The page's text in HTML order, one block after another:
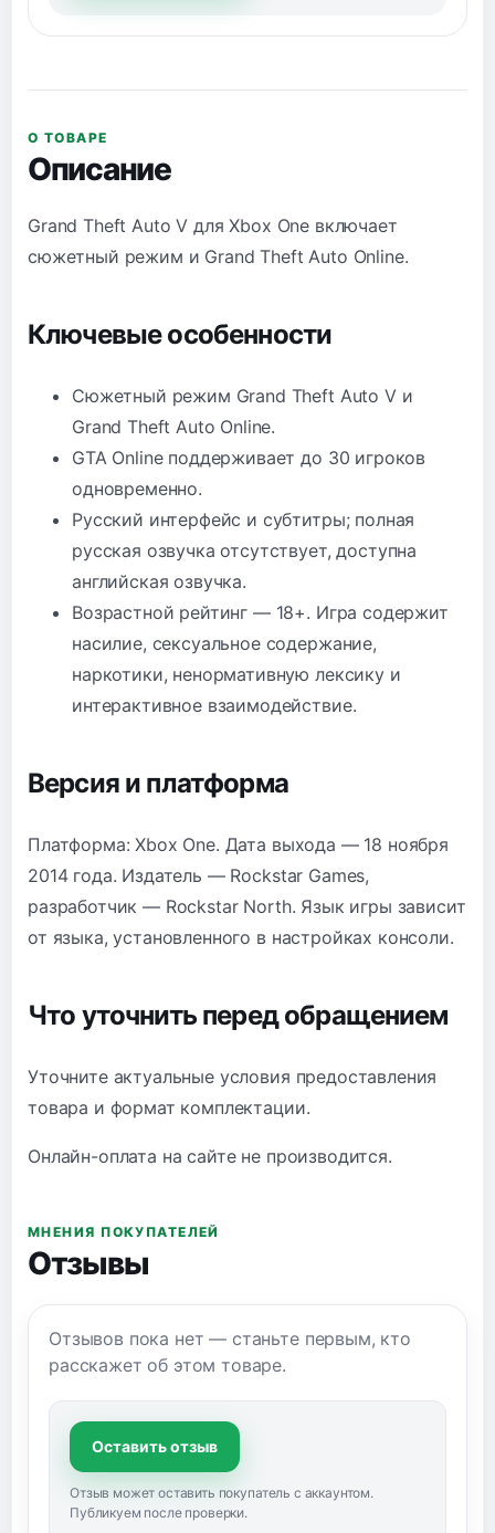
О ТОВАРЕ
Описание
Grand Theft Auto V для Xbox One включает
сюжетный режим и Grand Theft Auto Online.
Ключевые особенности
Сюжетный режим Grand Theft Auto V и
Grand Theft Auto Online.
GTA Online поддерживает до 30 игроков
одновременно.
Русский интерфейс и субтитры; полная
русская озвучка отсутствует, доступна
английская озвучка.
Возрастной рейтинг — 18+. Игра содержит
насилие, сексуальное содержание,
наркотики, ненормативную лексику и
интерактивное взаимодействие.
Версия и платформа
Платформа: Xbox One. Дата выхода — 18 ноября
2014 года. Издатель — Rockstar Games,
разработчик — Rockstar North. Язык игры зависит
от языка, установленного в настройках консоли.
Что уточнить перед обращением
Уточните актуальные условия предоставления
товара и формат комплектации.
Онлайн-оплата на сайте не производится.
МНЕНИЯ ПОКУПАТЕЛЕЙ
Отзывы
Отзывов пока нет — станьте первым, кто
расскажет об этом товаре.
Оставить отзыв
Отзыв может оставить покупатель с аккаунтом.
Публикуем после проверки.